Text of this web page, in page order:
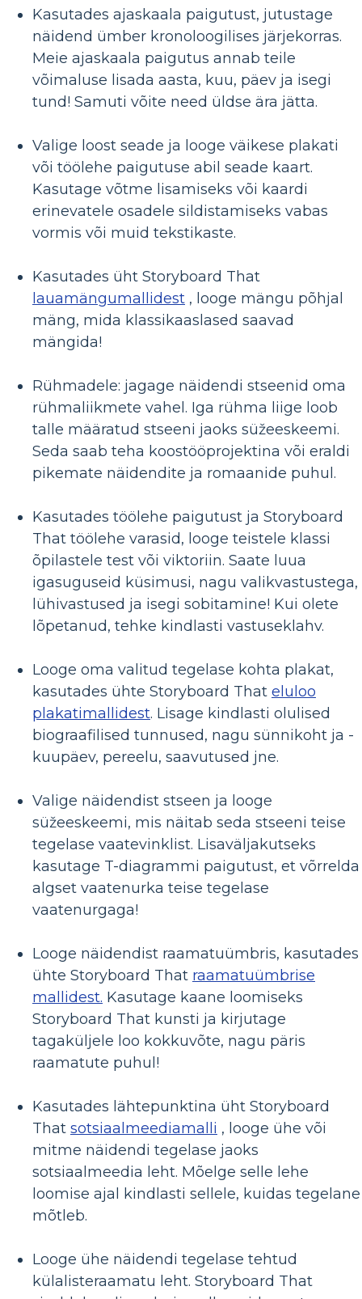
Kasutades ajaskaala paigutust, jutustage
näidend ümber kronoloogilises järjekorras.
Meie ajaskaala paigutus annab teile
võimaluse lisada aasta, kuu, päev ja isegi
tund! Samuti võite need üldse ära jätta.
Valige loost seade ja looge väikese plakati
või töölehe paigutuse abil seade kaart.
Kasutage võtme lisamiseks või kaardi
erinevatele osadele sildistamiseks vabas
vormis või muid tekstikaste.
Kasutades üht Storyboard That
lauamängumallidest , looge mängu põhjal
mäng, mida klassikaaslased saavad
mängida!
Rühmadele: jagage näidendi stseenid oma
rühmaliikmete vahel. Iga rühma liige loob
talle määratud stseeni jaoks süžeeskeemi.
Seda saab teha koostööprojektina või eraldi
pikemate näidendite ja romaanide puhul.
Kasutades töölehe paigutust ja Storyboard
That töölehe varasid, looge teistele klassi
õpilastele test või viktoriin. Saate luua
igasuguseid küsimusi, nagu valikvastustega,
lühivastused ja isegi sobitamine! Kui olete
lõpetanud, tehke kindlasti vastuseklahv.
Looge oma valitud tegelase kohta plakat,
kasutades ühte Storyboard That eluloo
plakatimallidest. Lisage kindlasti olulised
biograafilised tunnused, nagu sünnikoht ja -
kuupäev, pereelu, saavutused jne.
Valige näidendist stseen ja looge
süžeeskeemi, mis näitab seda stseeni teise
tegelase vaatevinklist. Lisaväljakutseks
kasutage T-diagrammi paigutust, et võrrelda
algset vaatenurka teise tegelase
vaatenurgaga!
Looge näidendist raamatuümbris, kasutades
ühte Storyboard That raamatuümbrise
mallidest. Kasutage kaane loomiseks
Storyboard That kunsti ja kirjutage
tagaküljele loo kokkuvõte, nagu päris
raamatute puhul!
Kasutades lähtepunktina üht Storyboard
That sotsiaalmeediamalli , looge ühe või
mitme näidendi tegelase jaoks
sotsiaalmeedia leht. Mõelge selle lehe
loomise ajal kindlasti sellele, kuidas tegelane
mõtleb.
Looge ühe näidendi tegelase tehtud
külalisteraamatu leht. Storyboard That